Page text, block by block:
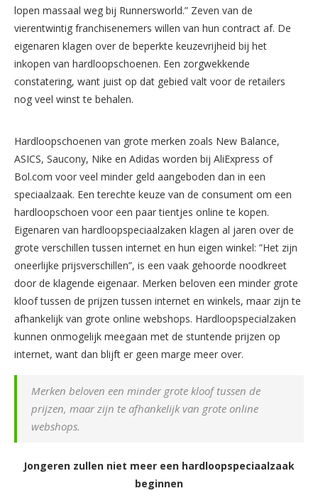
lopen massaal weg bij Runnersworld.” Zeven van de
vierentwintig franchisenemers willen van hun contract af. De
eigenaren klagen over de beperkte keuzevrijheid bij het
inkopen van hardloopschoenen. Een zorgwekkende
constatering, want juist op dat gebied valt voor de retailers
nog veel winst te behalen.
Hardloopschoenen van grote merken zoals New Balance,
ASICS, Saucony, Nike en Adidas worden bij AliExpress of
Bol.com voor veel minder geld aangeboden dan in een
speciaalzaak. Een terechte keuze van de consument om een
hardloopschoen voor een paar tientjes online te kopen.
Eigenaren van hardloopspeciaalzaken klagen al jaren over de
grote verschillen tussen internet en hun eigen winkel: ”Het zijn
oneerlijke prijsverschillen”, is een vaak gehoorde noodkreet
door de klagende eigenaar. Merken beloven een minder grote
kloof tussen de prijzen tussen internet en winkels, maar zijn te
afhankelijk van grote online webshops. Hardloopspecialzaken
kunnen onmogelijk meegaan met de stuntende prijzen op
internet, want dan blijft er geen marge meer over.
Merken beloven een minder grote kloof tussen de
prijzen, maar zijn te afhankelijk van grote online
webshops.
Jongeren zullen niet meer een hardloopspeciaalzaak
beginnen